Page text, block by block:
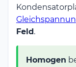
Feld.
Homogen